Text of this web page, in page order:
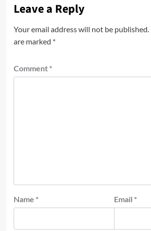
Leave a Reply
Your email address will not be published.
are marked *
Comment *
Name * Email *